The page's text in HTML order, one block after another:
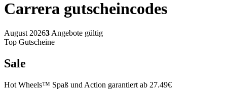
Carrera gutscheincodes
August 20263Angebote gültig
Top Gutscheine
Sale
Hot Wheels™ Spaß und Action garantiert ab 27.49€